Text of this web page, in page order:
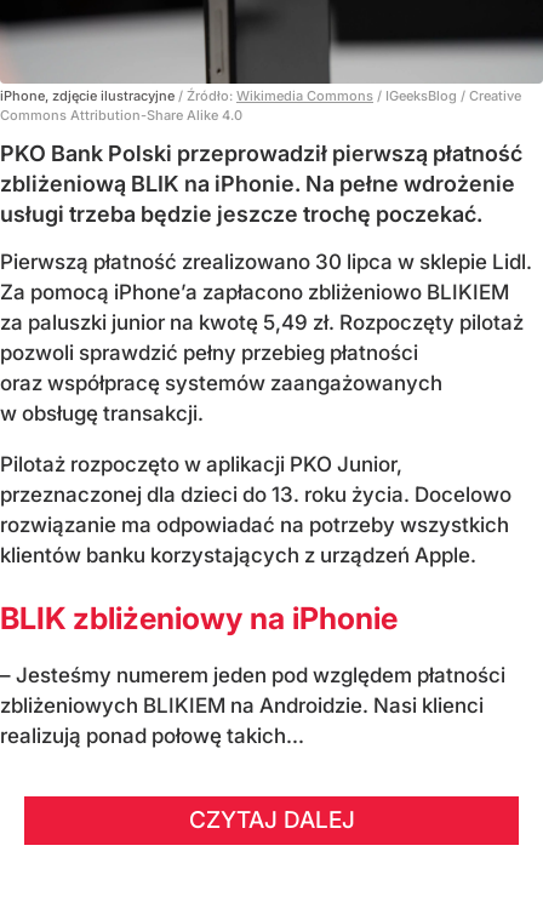
iPhone, zdjęcie ilustracyjne / Źródło: Wikimedia Commons / IGeeksBlog / Creative
Commons Attribution-Share Alike 4.0
PKO Bank Polski przeprowadził pierwszą płatność
zbliżeniową BLIK na iPhonie. Na pełne wdrożenie
usługi trzeba będzie jeszcze trochę poczekać.
Pierwszą płatność zrealizowano 30 lipca w sklepie Lidl.
Za pomocą iPhone’a zapłacono zbliżeniowo BLIKIEM
za paluszki junior na kwotę 5,49 zł. Rozpoczęty pilotaż
pozwoli sprawdzić pełny przebieg płatności
oraz współpracę systemów zaangażowanych
w obsługę transakcji.
Pilotaż rozpoczęto w aplikacji PKO Junior,
przeznaczonej dla dzieci do 13. roku życia. Docelowo
rozwiązanie ma odpowiadać na potrzeby wszystkich
klientów banku korzystających z urządzeń Apple.
BLIK zbliżeniowy na iPhonie
– Jesteśmy numerem jeden pod względem płatności
zbliżeniowych BLIKIEM na Androidzie. Nasi klienci
realizują ponad połowę takich...
CZYTAJ DALEJ